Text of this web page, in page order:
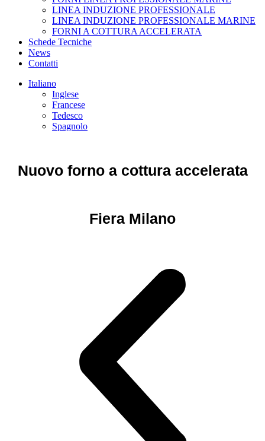
LINEA INDUZIONE PROFESSIONALE
LINEA INDUZIONE PROFESSIONALE MARINE
FORNI A COTTURA ACCELERATA
Schede Tecniche
News
Contatti
Italiano
Inglese
Francese
Tedesco
Spagnolo
Nuovo forno a cottura accelerata
Fiera Milano